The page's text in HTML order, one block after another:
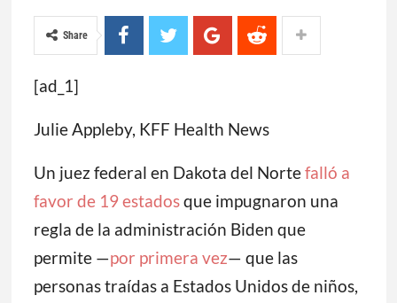
Share
[ad_1]
Julie Appleby, KFF Health News
Un juez federal en Dakota del Nortefalló a
favor de 19 estadosque impugnaron una
regla de la administración Biden que
permite —por primera vez— que las
personas traídas a Estados Unidos de niños,